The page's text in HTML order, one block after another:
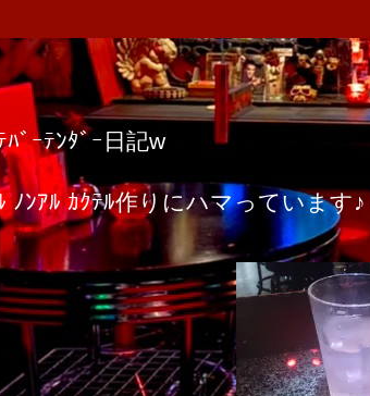
ﾞｰﾃﾝﾀﾞｰ日記w
ﾉﾝｱﾙ ｶｸﾃﾙ作りにハマっています